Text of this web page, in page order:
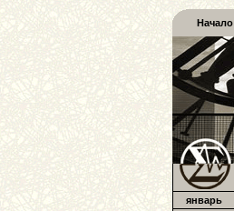
Начало
январь